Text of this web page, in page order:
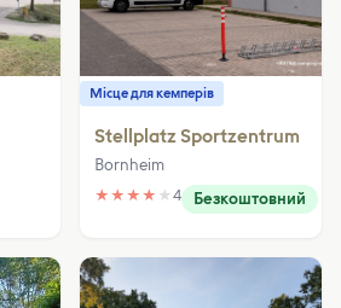
Місце для кемперів
Stellplatz Sportzentrum
Bornheim
★ ★ ★ ★ ★ 4 Безкоштовний